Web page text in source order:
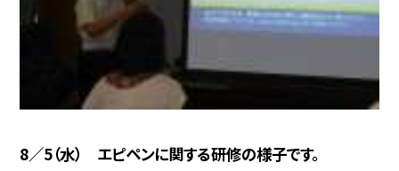
8／5（水） エピペンに関する研修の様子です。